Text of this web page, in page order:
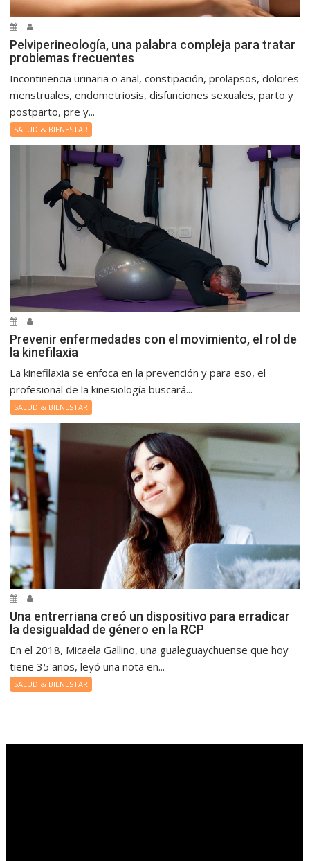
Pelviperineología, una palabra compleja para tratar
problemas frecuentes
Incontinencia urinaria o anal, constipación, prolapsos, dolores
menstruales, endometriosis, disfunciones sexuales, parto y
postparto, pre y...
SALUD & BIENESTAR
Prevenir enfermedades con el movimiento, el rol de
la kinefilaxia
La kinefilaxia se enfoca en la prevención y para eso, el
profesional de la kinesiología buscará...
SALUD & BIENESTAR
Una entrerriana creó un dispositivo para erradicar
la desigualdad de género en la RCP
En el 2018, Micaela Gallino, una gualeguaychuense que hoy
tiene 35 años, leyó una nota en...
SALUD & BIENESTAR